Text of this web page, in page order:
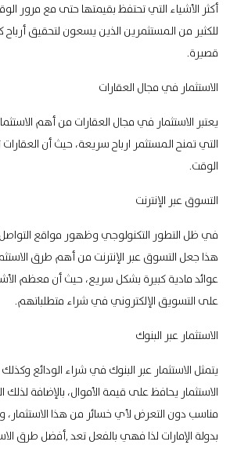
أكثر الأشياء التي تحتفظ بقيمتها حتى مع مرور
للكثير من المستثمرين الذين يسعون لتحقيق أرباح
قصيرة.
الاستثمار في مجال العقارات
يعتبر الاستثمار في مجال العقارات من أهم
التي تمنح المستثمر ارباح سريعة، حيث أن
الوقت.
التسوق عبر الإنترنت
في ظل التطور التكنولوجي وظهور مواقع التواصل
هذا جعل التسوق عبر الإنترنت من أهم طرق
عوائد مادية كبيرة بشكل سريع، حيث أن معظم
على التسويق الإلكتروني في شراء متطلباتهم.
الاستثمار عبر البنوك
يتمثل الاستثمار عبر البنوك في شراء الودائع
الاستثمار يحافظ على قيمة الأموال، بالإضافة
مناسب دون التعرض لأي خسائر من هذا الاستثمار،
بدولة الإمارات لذا فهي بالفعل تعد ,أفضل طرق